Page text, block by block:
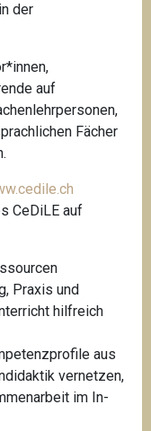
der
auf
Fächer
CeDiLE auf
Praxis und
hilfreich
aus
vernetzen,
im In-